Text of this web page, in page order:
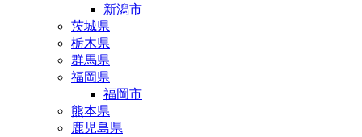
新潟市
茨城県
栃木県
群馬県
福岡県
福岡市
熊本県
鹿児島県